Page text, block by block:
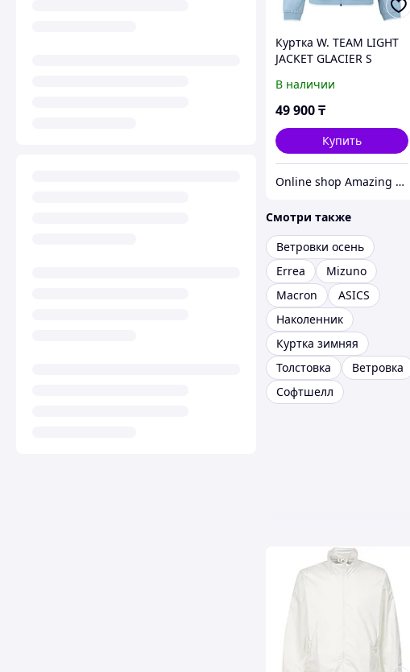
Куртка W. TEAM LIGHT
JACKET GLACIER S
В наличии
49 900₸
Купить
Online shop Amazing Store
Смотри также
Ветровки осень
Errea
Mizuno
Macron
ASICS
Наколенник
Куртка зимняя
Толстовка
Ветровка
Софтшелл